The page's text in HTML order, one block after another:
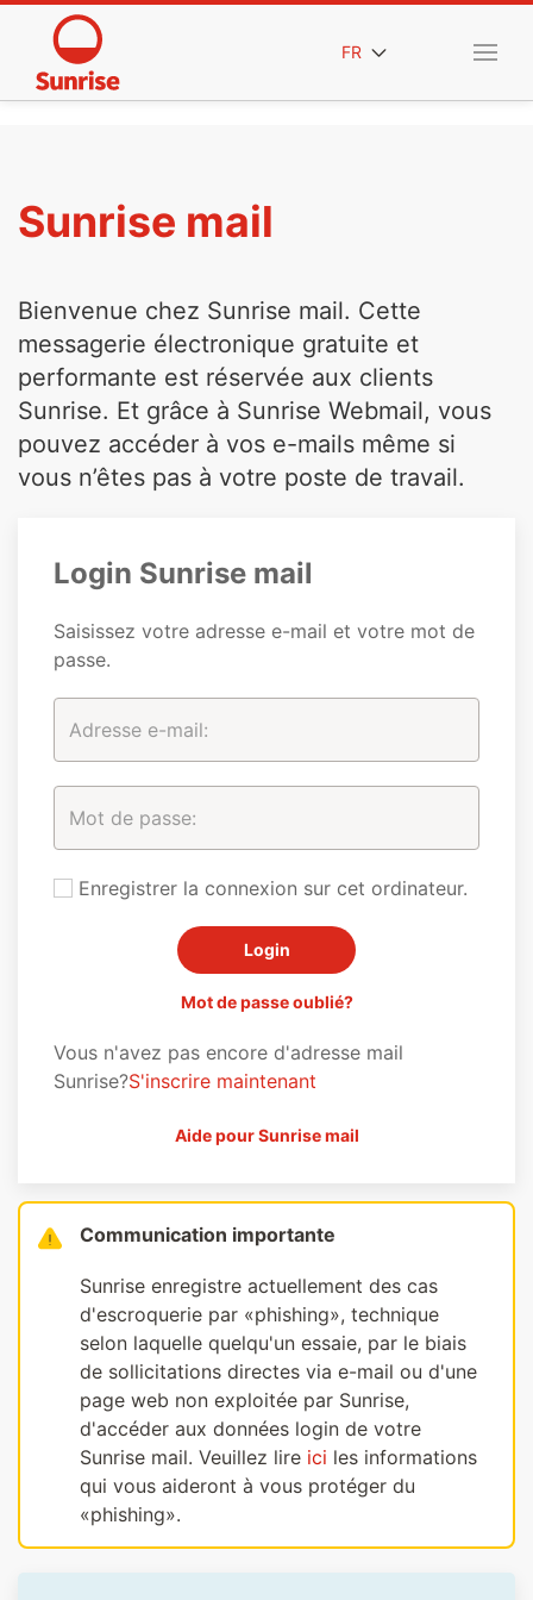
FR
Sunrise mail
Bienvenue chez Sunrise mail. Cette
messagerie électronique gratuite et
performante est réservée aux clients
Sunrise. Et grâce à Sunrise Webmail, vous
pouvez accéder à vos e-mails même si
vous n’êtes pas à votre poste de travail.
Login Sunrise mail
Saisissez votre adresse e-mail et votre mot de
passe.
Enregistrer la connexion sur cet ordinateur.
Mot de passe oublié?
Vous n'avez pas encore d'adresse mail
Sunrise?S'inscrire maintenant
Aide pour Sunrise mail
Communication importante
Sunrise enregistre actuellement des cas
d'escroquerie par «phishing», technique
selon laquelle quelqu'un essaie, par le biais
de sollicitations directes via e-mail ou d'une
page web non exploitée par Sunrise,
d'accéder aux données login de votre
Sunrise mail. Veuillez lire ici les informations
qui vous aideront à vous protéger du
«phishing».